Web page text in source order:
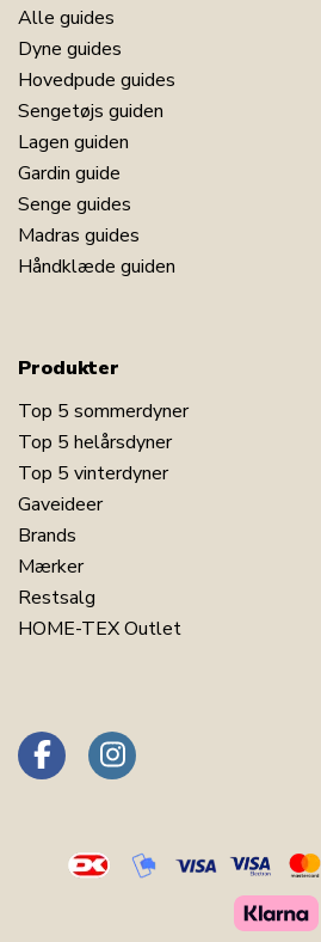
Alle guides
Dyne guides
Hovedpude guides
Sengetøjs guiden
Lagen guiden
Gardin guide
Senge guides
Madras guides
Håndklæde guiden
Produkter
Top 5 sommerdyner
Top 5 helårsdyner
Top 5 vinterdyner
Gaveideer
Brands
Mærker
Restsalg
HOME-TEX Outlet